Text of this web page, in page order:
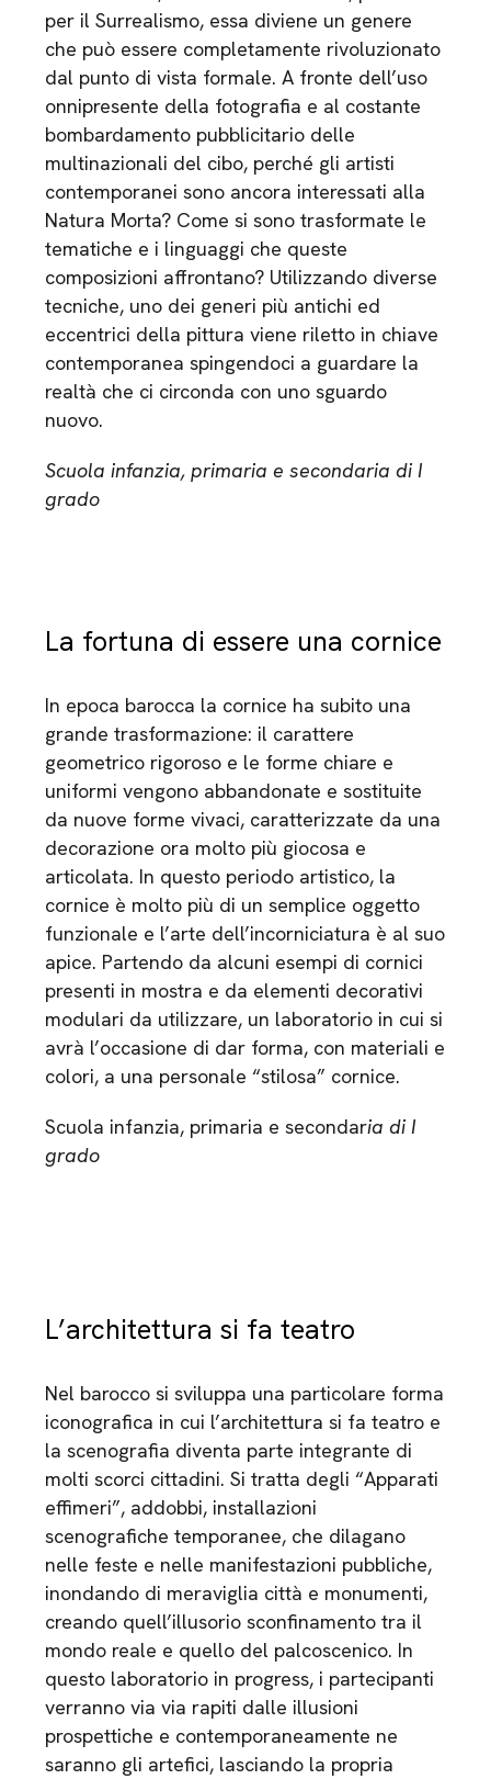
per il Surrealismo, essa diviene un genere
che può essere completamente rivoluzionato
dal punto di vista formale. A fronte dell’uso
onnipresente della fotografia e al costante
bombardamento pubblicitario delle
multinazionali del cibo, perché gli artisti
contemporanei sono ancora interessati alla
Natura Morta? Come si sono trasformate le
tematiche e i linguaggi che queste
composizioni affrontano? Utilizzando diverse
tecniche, uno dei generi più antichi ed
eccentrici della pittura viene riletto in chiave
contemporanea spingendoci a guardare la
realtà che ci circonda con uno sguardo
nuovo.
Scuola infanzia, primaria e secondaria di I
grado
La fortuna di essere una cornice
In epoca barocca la cornice ha subito una
grande trasformazione: il carattere
geometrico rigoroso e le forme chiare e
uniformi vengono abbandonate e sostituite
da nuove forme vivaci, caratterizzate da una
decorazione ora molto più giocosa e
articolata. In questo periodo artistico, la
cornice è molto più di un semplice oggetto
funzionale e l’arte dell’incorniciatura è al suo
apice. Partendo da alcuni esempi di cornici
presenti in mostra e da elementi decorativi
modulari da utilizzare, un laboratorio in cui si
avrà l’occasione di dar forma, con materiali e
colori, a una personale “stilosa” cornice.
Scuola infanzia, primaria e secondaria di I
grado
L’architettura si fa teatro
Nel barocco si sviluppa una particolare forma
iconografica in cui l’architettura si fa teatro e
la scenografia diventa parte integrante di
molti scorci cittadini. Si tratta degli “Apparati
effimeri”, addobbi, installazioni
scenografiche temporanee, che dilagano
nelle feste e nelle manifestazioni pubbliche,
inondando di meraviglia città e monumenti,
creando quell’illusorio sconfinamento tra il
mondo reale e quello del palcoscenico. In
questo laboratorio in progress, i partecipanti
verranno via via rapiti dalle illusioni
prospettiche e contemporaneamente ne
saranno gli artefici, lasciando la propria